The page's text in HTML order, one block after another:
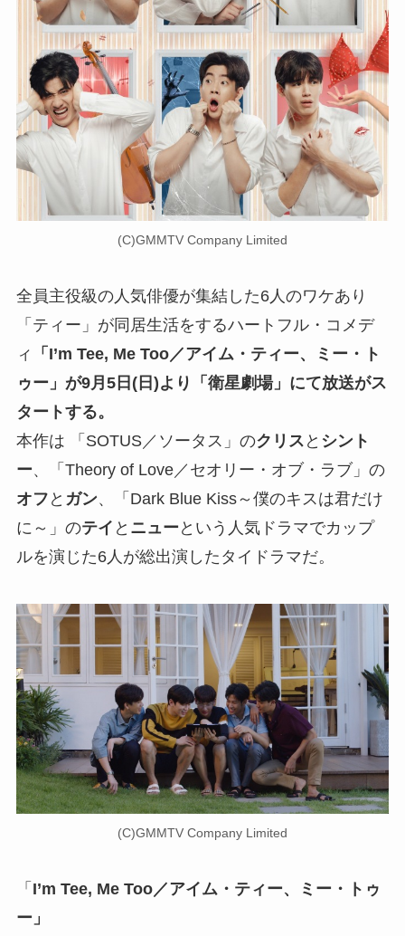
(C)GMMTV Company Limited
全員主役級の人気俳優が集結した6人のワケあり
「ティー」が同居生活をするハートフル・コメデ
ィ
「I’m Tee, Me Too／アイム・ティー、ミー・ト
ゥー」が9月5日(日)より「衛星劇場」にて放送がス
タートする。
本作は 「SOTUS／ソータス」のクリス と シント
ー、「Theory of Love／セオリー・オブ・ラブ」の
オフ と ガン、「Dark Blue Kiss～僕のキスは君だけ
に～」のテイ と ニュー という人気ドラマでカップ
ルを演じた6人が総出演したタイドラマだ。
(C)GMMTV Company Limited
「 I’m Tee, Me Too／アイム・ティー、ミー・トゥ
ー」